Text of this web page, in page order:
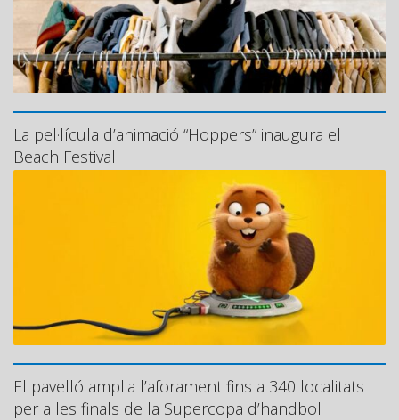
La pel·lícula d’animació “Hoppers” inaugura el
Beach Festival
El pavelló amplia l’aforament fins a 340 localitats
per a les finals de la Supercopa d’handbol